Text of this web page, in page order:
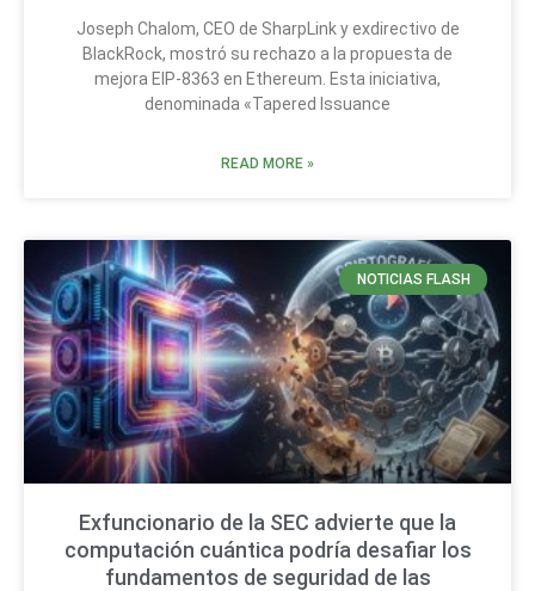
Joseph Chalom, CEO de SharpLink y exdirectivo de
BlackRock, mostró su rechazo a la propuesta de
mejora EIP-8363 en Ethereum. Esta iniciativa,
denominada «Tapered Issuance
READ MORE »
NOTICIAS FLASH
Exfuncionario de la SEC advierte que la
computación cuántica podría desafiar los
fundamentos de seguridad de las